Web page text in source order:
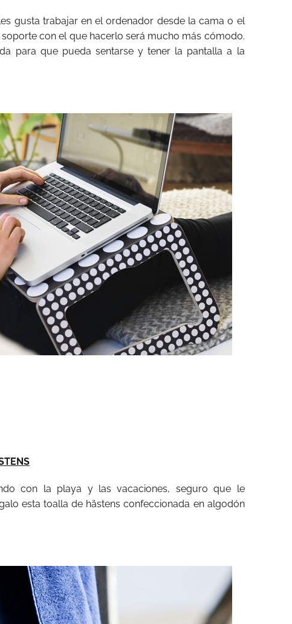
gusta trabajar en el ordenador desde la cama o el
con el que hacerlo será mucho más cómodo.
para que pueda sentarse y tener la pantalla a la
con la playa y las vacaciones, seguro que le
esta toalla de hästens confeccionada en algodón